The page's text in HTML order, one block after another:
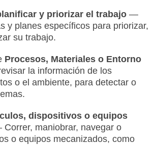
y priorizar el trabajo—
y planes específicos para priorizar,
su trabajo.
Procesos, Materiales o Entorno
la información de los
o el ambiente, para detectar o
dispositivos o equipos
maniobrar, navegar o
o equipos mecanizados, como